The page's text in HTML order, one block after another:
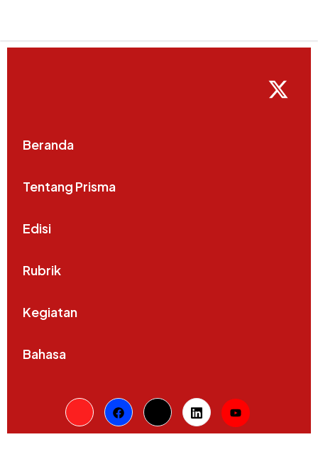
Beranda
Tentang Prisma
Edisi
Rubrik
Kegiatan
Bahasa